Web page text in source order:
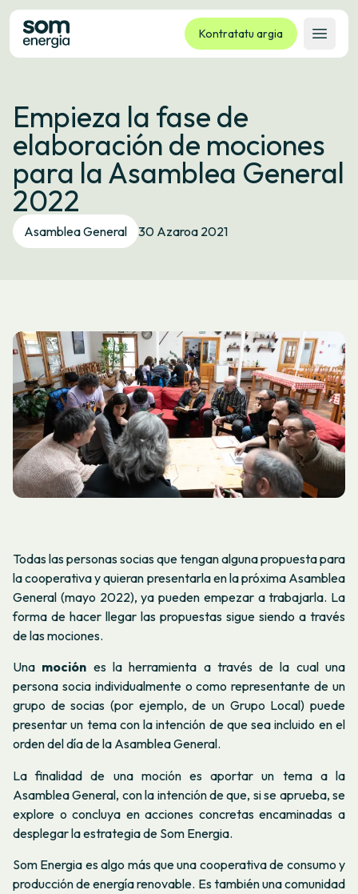
Kontratatu argia
Ireki
Tarifak
Zerbitzuak
Enpresak
Kooperatiba
Kontaktua
Izapideak
Empieza la fase de
elaboración de mociones
para la Asamblea General
2022
Asamblea General 30 Azaroa 2021
Todas las personas socias que tengan alguna propuesta para
la cooperativa y quieran presentarla en la próxima Asamblea
General (mayo 2022), ya pueden empezar a trabajarla. La
forma de hacer llegar las propuestas sigue siendo a través
de las mociones.
Una moción es la herramienta a través de la cual una
persona socia individualmente o como representante de un
grupo de socias (por ejemplo, de un Grupo Local) puede
presentar un tema con la intención de que sea incluido en el
orden del día de la Asamblea General.
La finalidad de una moción es aportar un tema a la
Asamblea General, con la intención de que, si se aprueba, se
explore o concluya en acciones concretas encaminadas a
desplegar la estrategia de Som Energia.
Som Energia es algo más que una cooperativa de consumo y
producción de energía renovable. Es también una comunidad